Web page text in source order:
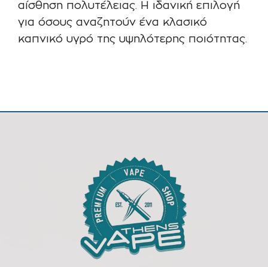
αίσθηση πολυτέλειας. Η ιδανική επιλογή
για όσους αναζητούν ένα κλασικό
καπνικό υγρό της υψηλότερης ποιότητας.